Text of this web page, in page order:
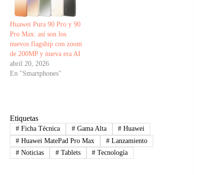
Huawei Pura 90 Pro y 90
Pro Max: así son los
nuevos flagship con zoom
de 200MP y nueva era AI
abril 20, 2026
En "Smartphones"
Etiquetas
#Ficha Técnica #Gama Alta # Huawei
#Huawei MatePad Pro Max #Lanzamiento
#Noticias #Tablets # Tecnología